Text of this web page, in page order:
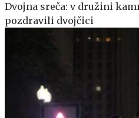
Dvojna sreča: v družini
pozdravili dvojčici